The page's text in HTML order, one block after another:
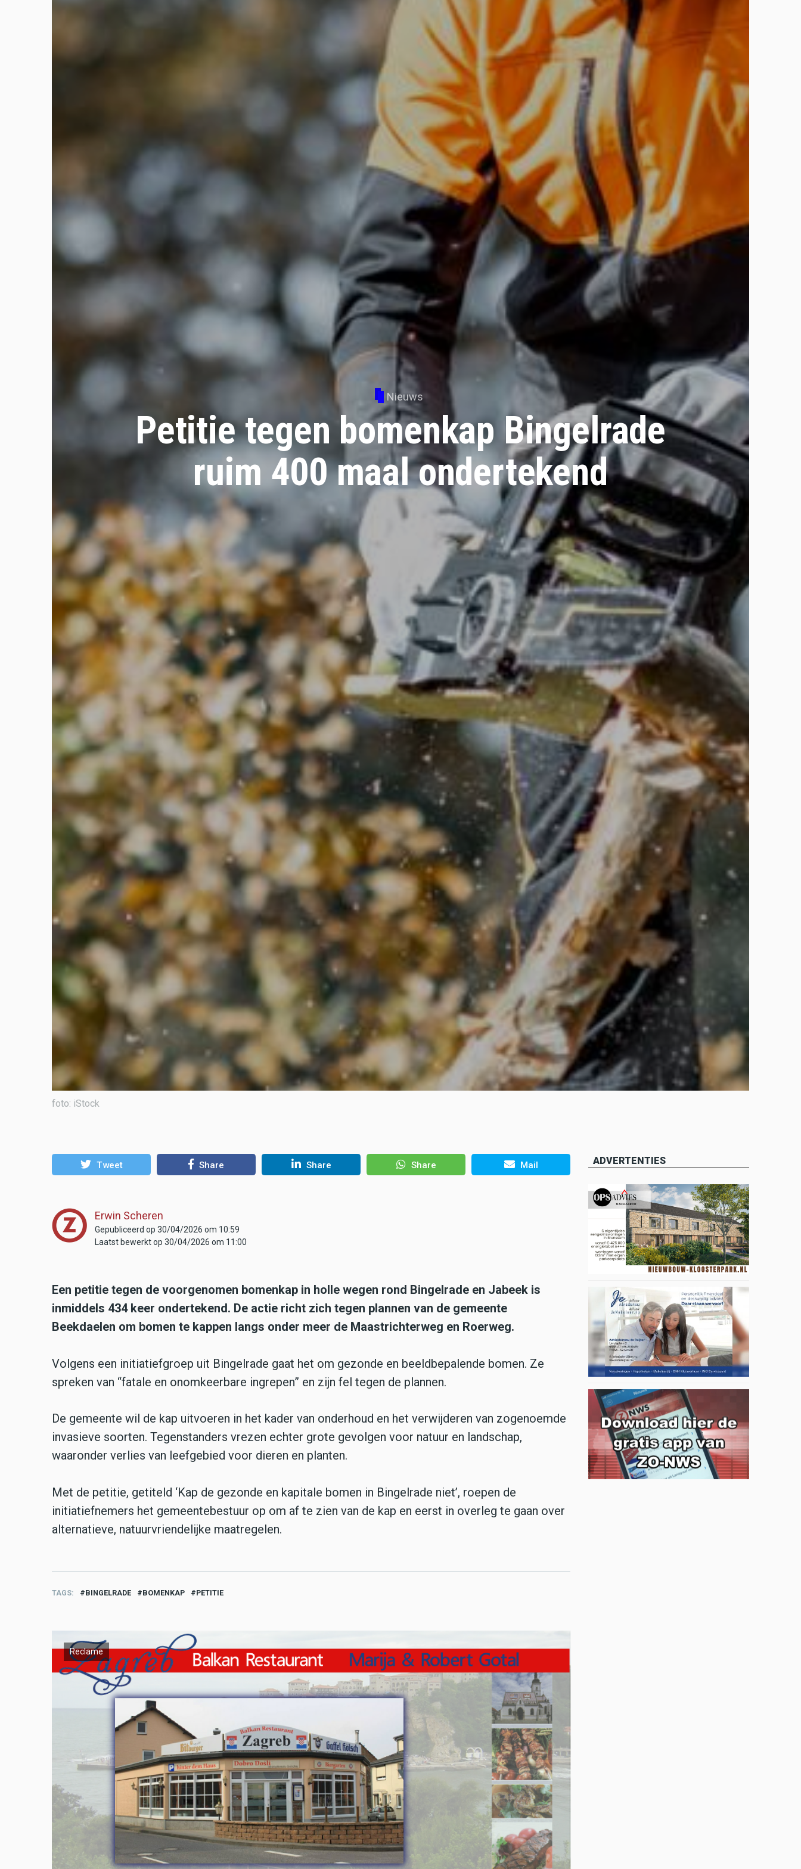
Nieuws
Petitie tegen bomenkap Bingelrade
ruim 400 maal ondertekend
foto: iStock
Tweet Share Share Share Mail
Erwin Scheren
Gepubliceerd op 30/04/2026 om 10:59
Laatst bewerkt op 30/04/2026 om 11:00
Een petitie tegen de voorgenomen bomenkap in holle wegen rond Bingelrade en Jabeek is
inmiddels 434 keer ondertekend. De actie richt zich tegen plannen van de gemeente
Beekdaelen om bomen te kappen langs onder meer de Maastrichterweg en Roerweg.
Volgens een initiatiefgroep uit Bingelrade gaat het om gezonde en beeldbepalende bomen. Ze
spreken van “fatale en onomkeerbare ingrepen” en zijn fel tegen de plannen.
De gemeente wil de kap uitvoeren in het kader van onderhoud en het verwijderen van zogenoemde
invasieve soorten. Tegenstanders vrezen echter grote gevolgen voor natuur en landschap,
waaronder verlies van leefgebied voor dieren en planten.
Met de petitie, getiteld ‘Kap de gezonde en kapitale bomen in Bingelrade niet’, roepen de
initiatiefnemers het gemeentebestuur op om af te zien van de kap en eerst in overleg te gaan over
alternatieve, natuurvriendelijke maatregelen.
TAGS BINGELRADE BOMENKAP PETITIE
Reclame
ADVERTENTIES